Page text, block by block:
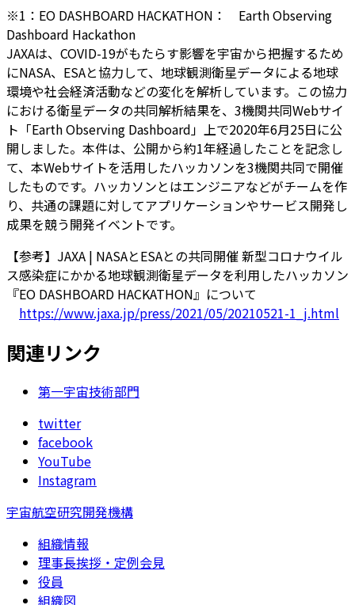
※1：EO DASHBOARD HACKATHON： Earth Observing
Dashboard Hackathon
JAXAは、COVID-19がもたらす影響を宇宙から把握するため
にNASA、ESAと協力して、地球観測衛星データによる地球
環境や社会経済活動などの変化を解析しています。この協力
における衛星データの共同解析結果を、3機関共同Webサイ
ト「Earth Observing Dashboard」上で2020年6月25日に公
開しました。本件は、公開から約1年経過したことを記念し
て、本Webサイトを活用したハッカソンを3機関共同で開催
したものです。ハッカソンとはエンジニアなどがチームを作
り、共通の課題に対してアプリケーションやサービス開発し
成果を競う開発イベントです。
【参考】JAXA | NASAとESAとの共同開催 新型コロナウイル
ス感染症にかかる地球観測衛星データを利用したハッカソン
『EO DASHBOARD HACKATHON』について
https://www.jaxa.jp/press/2021/05/20210521-1_j.html
関連リンク
第一宇宙技術部門
twitter
facebook
YouTube
Instagram
宇宙航空研究開発機構
組織情報
理事長挨拶・定例会見
役員
組織図